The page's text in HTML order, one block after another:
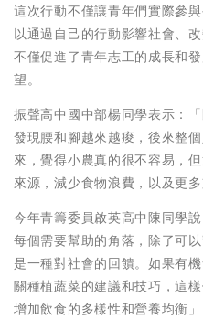
這次行動不僅讓青年們實際參
以通過自己的行動影響社會、
不僅促進了青年志工的成長和
望。
振聲高中國中部楊同學表示：
發現腰和腳越來越痠，後來整
來，覺得小農真的很不容易，
來源，減少食物浪費，以及更
今年青籌委員啟英高中陳同學
每個需要幫助的角落，除了可
是一種對社會的回饋。如果有
關種植蔬菜的建議和技巧，這
增加飲食的多樣性和營養均衡